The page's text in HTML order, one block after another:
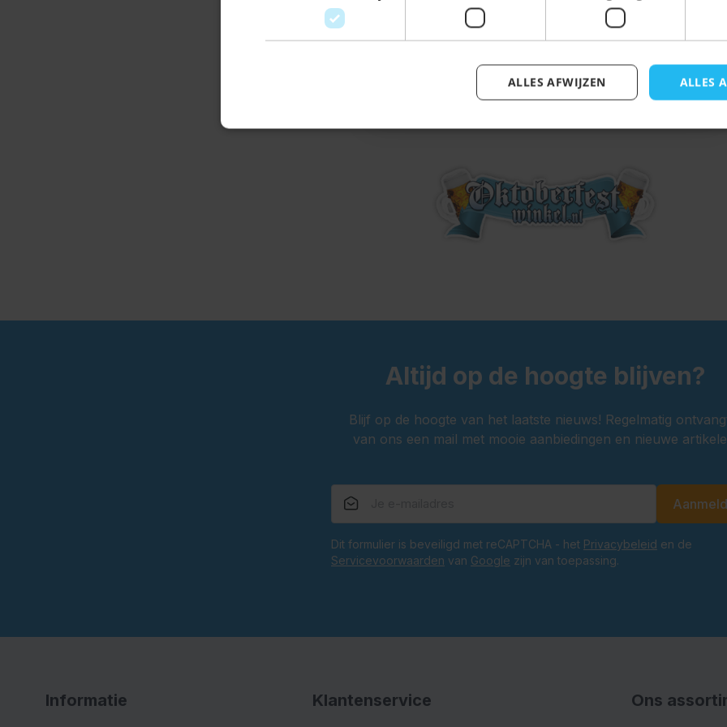
Viel Spaß!
Altijd op de hoogte blijven?
Blijf op de hoogte van het laatste nieuws! Regelmatig
van ons een mail met mooie aanbiedingen en nieuwe
Dit formulier is beveiligd met reCAPTCHA - het Privacybeleid en de
Servicevoorwaarden van Google zijn van toepassing.
Informatie Klantenservice Ons
ALLES
ALLES AFWIJZEN
Inschrijven